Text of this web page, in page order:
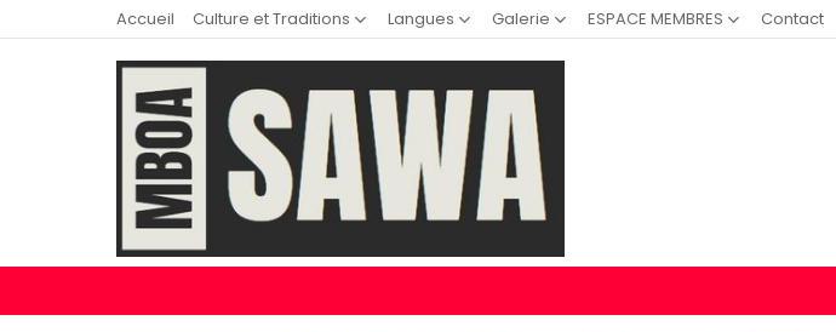
Accueil Culture et Traditions Langues Galerie ESPACE MEMBRES Contact